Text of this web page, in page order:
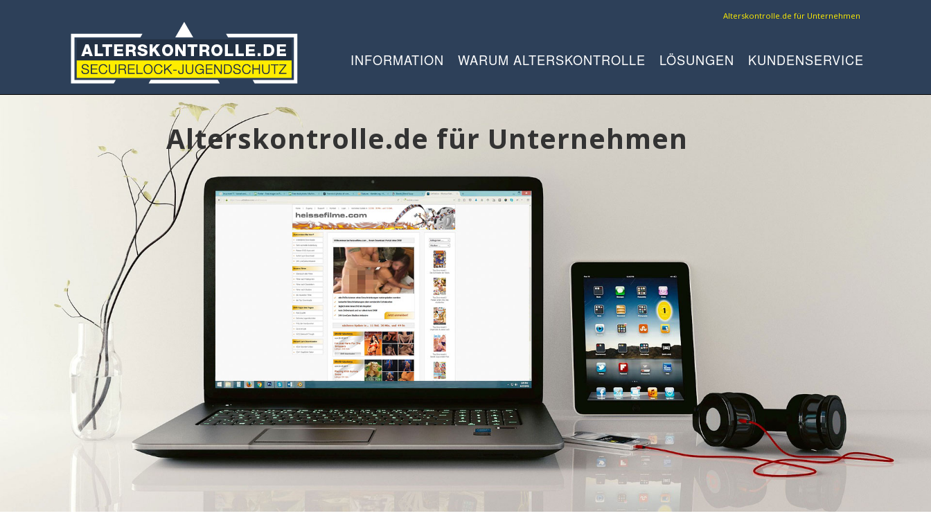
Alterskontrolle.de für Unternehmen
INFORMATION WARUM ALTERSKONTROLLE LÖSUNGEN KUNDENSERVICE
Alterskontrolle.de für Unternehmen